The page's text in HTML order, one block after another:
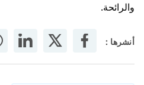
والرائحة.
أنشرها :